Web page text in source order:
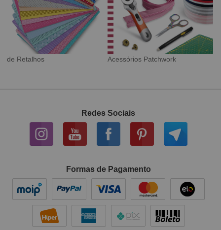
Tecido Digital Sarja Impermeável
Redes Sociais
Formas de Pagamento